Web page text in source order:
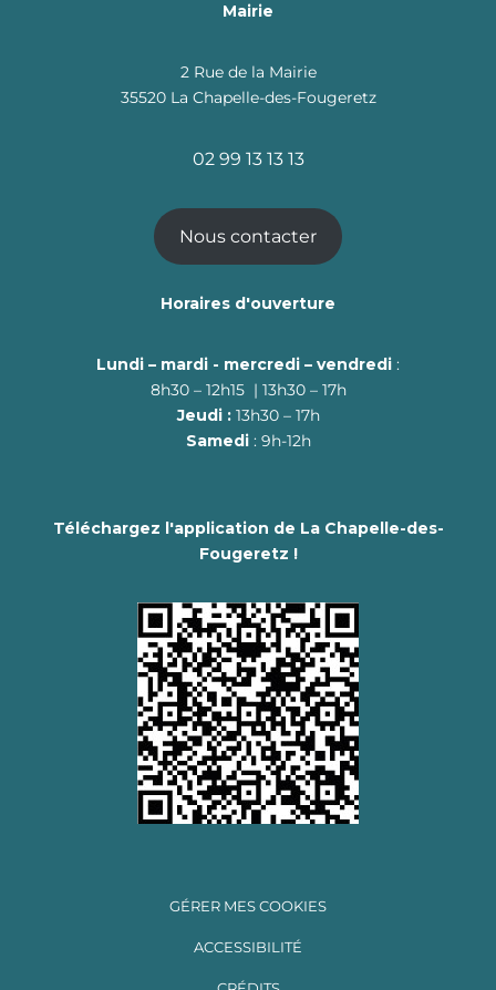
Mairie
2 Rue de la Mairie
35520 La Chapelle-des-Fougeretz
02 99 13 13 13
Nous contacter
Horaires d'ouverture
Lundi – mardi - mercredi – vendredi :
8h30 – 12h15 | 13h30 – 17h
Jeudi :13h30 – 17h
Samedi : 9h-12h
Téléchargez l'application de La Chapelle-des-
Fougeretz !
GÉRER MES COOKIES
ACCESSIBILITÉ